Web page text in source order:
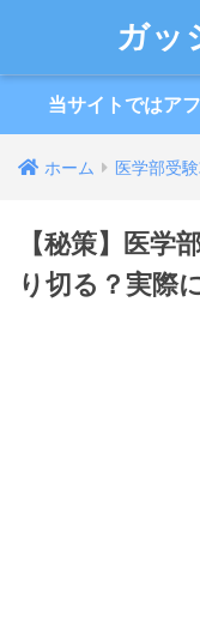
ガッ
当サイトではア
ホーム 医学部受
【秘策】医学
り切る？実際